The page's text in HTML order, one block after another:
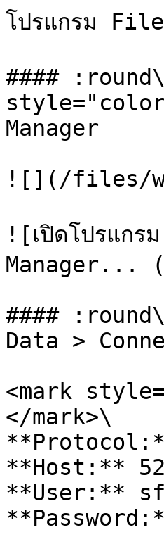
โปรแกรม
####
Manager
![](/files/
![เปิดโปรแ
Manager...
####
Data >
<mark
</mark>\
**Host:**
**User:**